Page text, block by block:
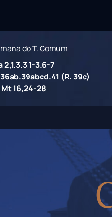
do T. Comum
2,1.3.3,1-3.6-7
(R. 39c)
Mt 16,24-28